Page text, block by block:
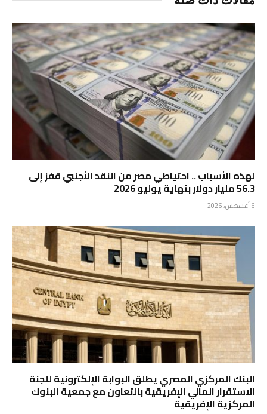
لهذه الأسباب .. احتياطي مصر من النقد الأجنبي قفز إلى
56.3 مليار دولار بنهاية يوليو 2026
6 أغسطس، 2026
البنك المركزي المصري يطلق البوابة الإلكترونية للجنة
الاستقرار المالي الإفريقية بالتعاون مع جمعية البنوك
المركزية الإفريقية